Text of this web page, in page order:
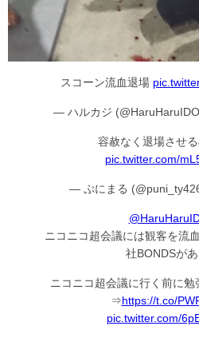
スコーン流血退場
— ハルカジ
容赦なく退場させ
pic.twitter.com/
— ぷにまる
ニコニコ超会議には観客を流
社BONDSが
ニコニコ超会議に行く前に
⇒https://t.co/
pic.twitter.com/